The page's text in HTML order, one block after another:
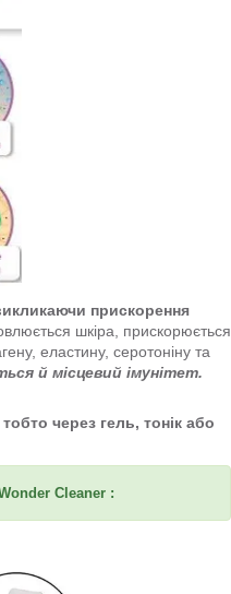
прискорення
шкіра, прискорюється
еластину, серотоніну та
й місцевий імунітет.
через гель, тонік або
Cleaner :